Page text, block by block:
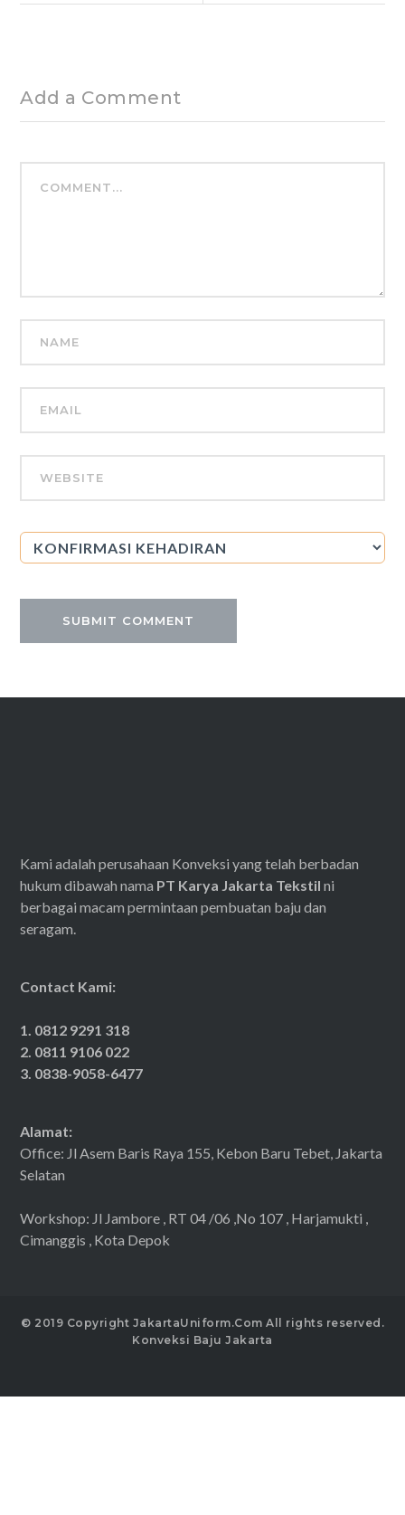
Add a Comment
Kami adalah perusahaan Konveksi yang telah berbadan
hukum dibawah nama PT Karya Jakarta Tekstilni
berbagai macam permintaan pembuatan baju dan
seragam.
Contact Kami:
1. 0812 9291 318
2. 0811 9106 022
3. 0838-9058-6477
Alamat:
Office: Jl Asem Baris Raya 155, Kebon Baru Tebet, Jakarta
Selatan
Workshop: Jl Jambore , RT 04 /06 ,No 107 , Harjamukti ,
Cimanggis , Kota Depok
© 2019 Copyright JakartaUniform.Com All rights reserved.
Konveksi Baju Jakarta